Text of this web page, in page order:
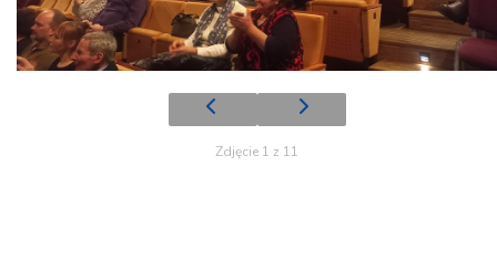
Zdjęcie 1 z 11